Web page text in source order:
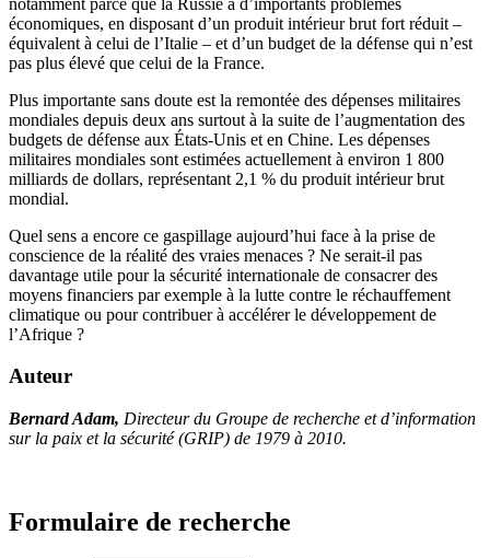
économiques, en disposant d’un produit intérieur brut fort réduit –
équivalent à celui de l’Italie – et d’un budget de la défense qui n’est
pas plus élevé que celui de la France.
Plus importante sans doute est la remontée des dépenses militaires
mondiales depuis deux ans surtout à la suite de l’augmentation des
budgets de défense aux États-Unis et en Chine. Les dépenses
militaires mondiales sont estimées actuellement à environ 1 800
milliards de dollars, représentant 2,1 % du produit intérieur brut
mondial.
Quel sens a encore ce gaspillage aujourd’hui face à la prise de
conscience de la réalité des vraies menaces ? Ne serait-il pas
davantage utile pour la sécurité internationale de consacrer des
moyens financiers par exemple à la lutte contre le réchauffement
climatique ou pour contribuer à accélérer le développement de
l’Afrique ?
Auteur
Bernard Adam, Directeur du Groupe de recherche et d’information
sur la paix et la sécurité (GRIP) de 1979 à 2010.
Formulaire de recherche